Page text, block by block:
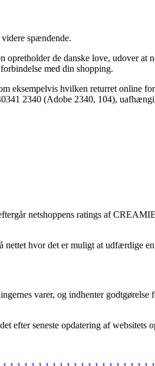
spændende.
de danske love, udover at
med din shopping.
eksempelvis hvilken returret online
2340 (Adobe 2340, 104),
netshoppens ratings af
nettet hvor det er muligt at udfærdige
varer, og indhenter godtgørelse
efter seneste opdatering af websitets